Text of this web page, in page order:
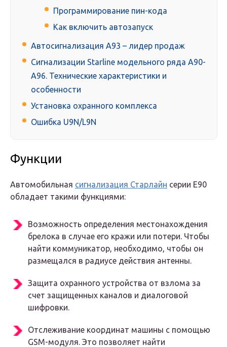
Программирование пин-кода
Как включить автозапуск
Автосигнализация А93 – лидер продаж
Сигнализации Starline модельного ряда A90-
A96. Технические характеристики и
особенности
Установка охранного комплекса
Ошибка U9N/L9N
Функции
Автомобильная сигнализация Старлайн серии E90
обладает такими функциями:
Возможность определения местонахождения
брелока в случае его кражи или потери. Чтобы
найти коммуникатор, необходимо, чтобы он
размещался в радиусе действия антенны.
Защита охранного устройства от взлома за
счет защищенных каналов и диалоговой
шифровки.
Отслеживание координат машины с помощью
GSM-модуля. Это позволяет найти